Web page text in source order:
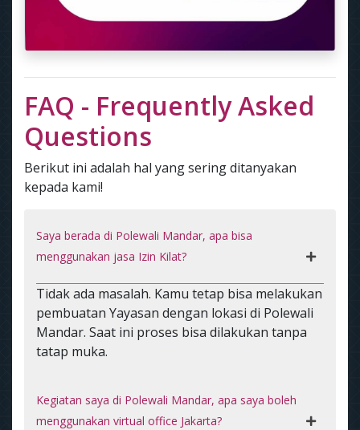
FAQ - Frequently Asked
Questions
Berikut ini adalah hal yang sering ditanyakan
kepada kami!
Saya berada di Polewali Mandar, apa bisa
menggunakan jasa Izin Kilat?
Tidak ada masalah. Kamu tetap bisa melakukan
pembuatan Yayasan dengan lokasi di Polewali
Mandar. Saat ini proses bisa dilakukan tanpa
tatap muka.
Kegiatan saya di Polewali Mandar, apa saya boleh
menggunakan virtual office Jakarta?